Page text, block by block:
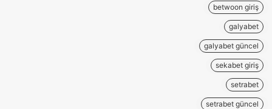
betwoon giriş
galyabet
galyabet güncel
sekabet giriş
setrabet
setrabet güncel